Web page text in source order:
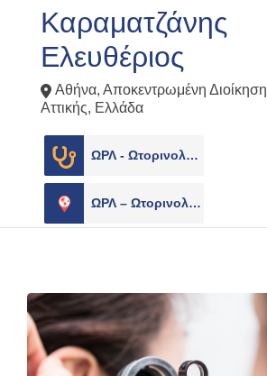
Καραματζάνης
Ελευθέριος
Αθήνα,Αποκεντρωμένη Διοίκηση
Αττικής, Ελλάδα
ΩΡΛ - Ωτορινολαρυγγολόγοι
ΩΡΛ – Ωτορινολαρυγγολόγοι